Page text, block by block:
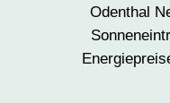
Odenthal